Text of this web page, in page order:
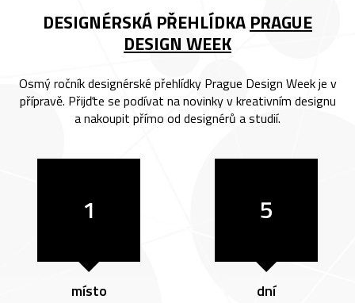
DESIGNÉRSKÁ PŘEHLÍDKA PRAGUE
DESIGN WEEK
Osmý ročník designérské přehlídky Prague Design Week je v
přípravě. Přijďte se podívat na novinky v kreativním designu
a nakoupit přímo od designérů a studií.
1
místo
5
dní